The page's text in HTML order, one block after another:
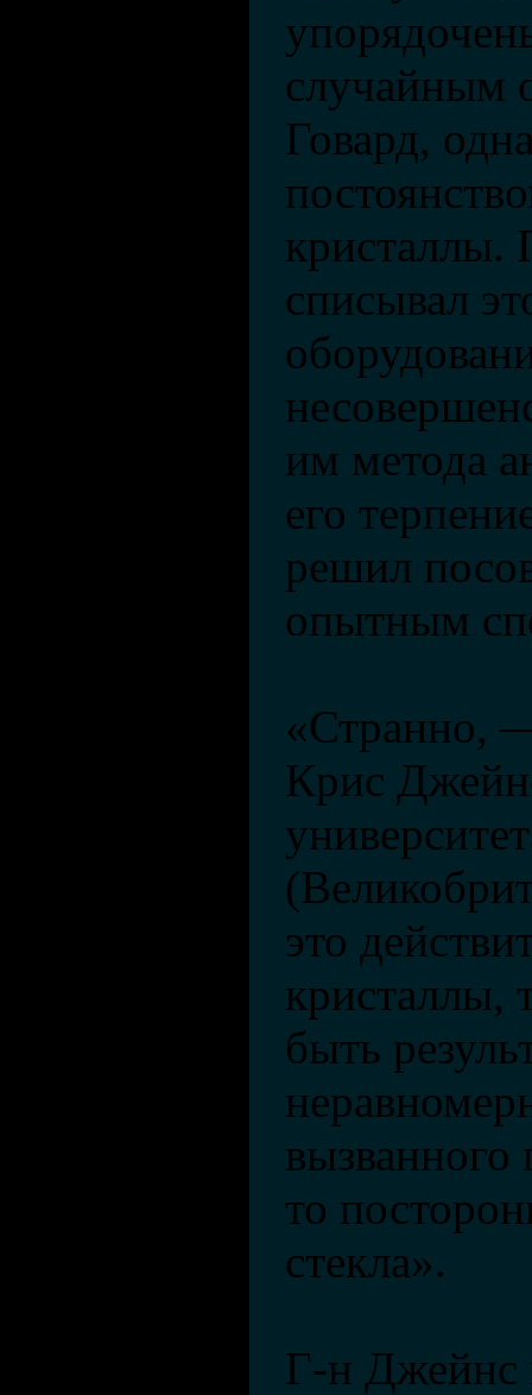
случайным
Говард,
кристаллы.
списывал
им метода
его
решил
опытным
«Странно,
Крис
это
кристаллы,
быть
вызванного
то
стекла».
Г-н Джейнс